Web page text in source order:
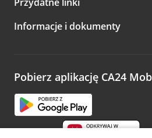
A po wizycie…
Zachęcamy do podzielenia się z
opinie.
Informacje i dokumenty
Pobierz aplikację CA24